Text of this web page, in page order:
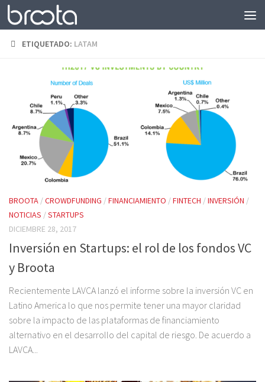
Saltar al contenido
ETIQUETADO: LATAM
BROOTA /CROWDFUNDING /FINANCIAMIENTO /FINTECH /INVERSIÓN /
NOTICIAS /STARTUPS
DICIEMBRE 28, 2017
Inversión en Startups: el rol de los fondos VC
y Broota
Recientemente LAVCA lanzó el informe sobre la inversión VC en
Latino America lo que nos permite tener una mayor claridad
sobre la impacto de las plataformas de financiamiento
alternativo en el desarrollo del capital de riesgo. De acuerdo a
LAVCA...